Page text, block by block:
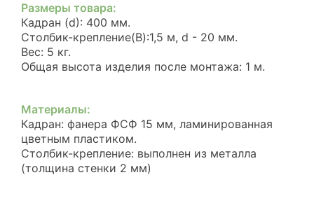
Размеры товара:
Кадран (d): 400 мм.
Столбик-крепление(В):1,5 м, d - 20 мм.
Вес: 5 кг.
Общая высота изделия после монтажа: 1 м.
Материалы:
Кадран: фанера ФСФ 15 мм, ламинированная
цветным пластиком.
Столбик-крепление: выполнен из металла
(толщина стенки 2 мм)